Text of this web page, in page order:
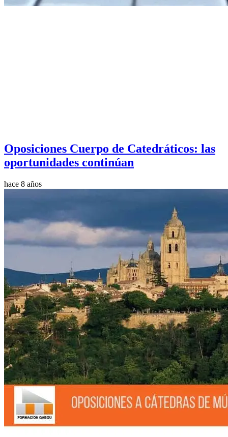
Oposiciones Cuerpo de Catedráticos: las
oportunidades continúan
hace 8 años